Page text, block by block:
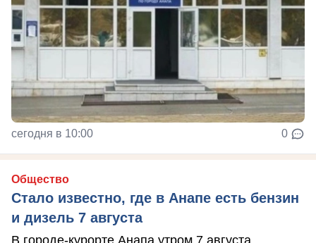
сегодня в 10:00 0
Общество
Стало известно, где в Анапе есть бензин
и дизель 7 августа